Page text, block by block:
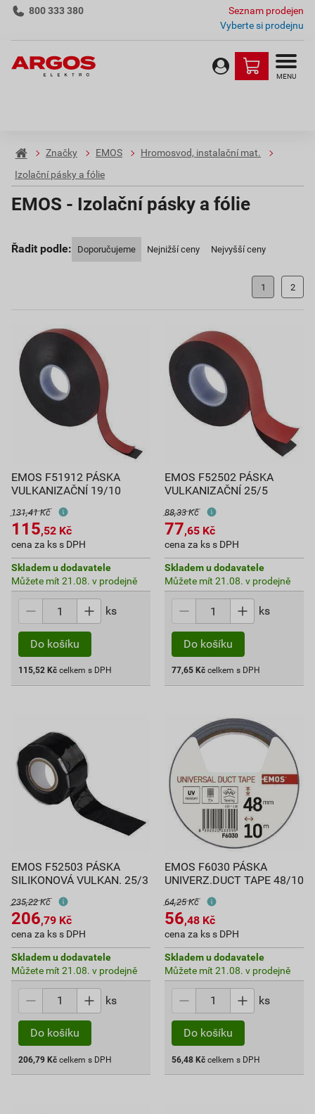
800 333 380
Seznam prodejen
Vyberte si prodejnu
MENU
Značky EMOS
Hromosvod, instalační mat.
Izolační pásky a fólie
EMOS - Izolační pásky a fólie
Řadit podle: Doporučujeme Nejnižší ceny Nejvyšší ceny
1 2
EMOS F51912 PÁSKA
VULKANIZAČNÍ 19/10
131,41 Kč
115,52 Kč
cena za ks s DPH
Skladem u dodavatele
Můžete mít 21.08. v prodejně
ks
Do košíku
115,52 Kč celkem s DPH
EMOS F52502 PÁSKA
VULKANIZAČNÍ 25/5
88,33 Kč
77,65 Kč
cena za ks s DPH
Skladem u dodavatele
Můžete mít 21.08. v prodejně
ks
Do košíku
77,65 Kč celkem s DPH
EMOS F52503 PÁSKA
SILIKONOVÁ VULKAN. 25/3
235,22 Kč
206,79 Kč
cena za ks s DPH
Skladem u dodavatele
Můžete mít 21.08. v prodejně
ks
Do košíku
206,79 Kč celkem s DPH
EMOS F6030 PÁSKA
UNIVERZ.DUCT TAPE 48/10
64,25 Kč
56,48 Kč
cena za ks s DPH
Skladem u dodavatele
Můžete mít 21.08. v prodejně
ks
Do košíku
56,48 Kč celkem s DPH